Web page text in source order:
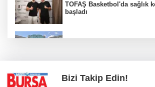
TOFAŞ Basketbol'da sağlık
başladı
Bizi Takip Edin!